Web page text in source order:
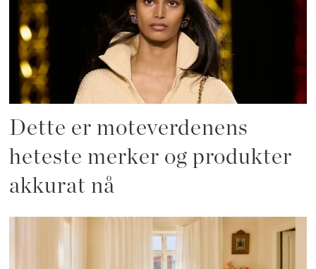
Dette er moteverdenens
heteste merker og produkter
akkurat nå